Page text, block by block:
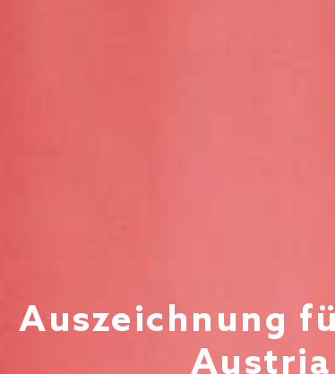
Auszeichnung
Austria